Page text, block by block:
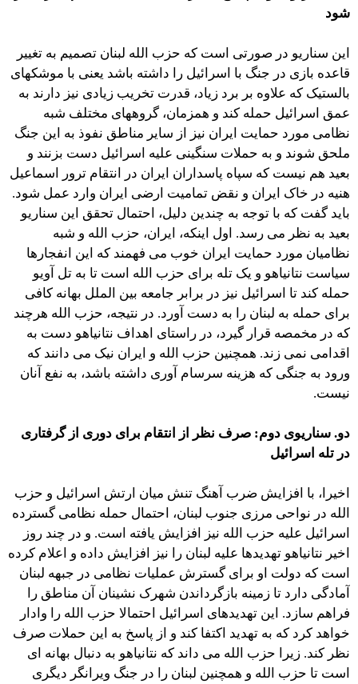
شود
این سناریو در صورتی است که حزب الله لبنان تصمیم به تغییر
قاعده بازی در جنگ با اسرائیل را داشته باشد یعنی با موشکهای
بالستیک که علاوه بر برد زیاد، قدرت تخریب زیادی نیز دارند به
عمق اسرائیل حمله کند و همزمان، گروههای مختلف شبه
نظامی مورد حمایت ایران نیز از سایر مناطق نفوذ به این جنگ
ملحق شوند و به حملات سنگینی علیه اسرائیل دست بزنند و
بعید هم نیست که سپاه پاسداران ایران در انتقام ترور اسماعیل
هنیه در خاک ایران و نقض تمامیت ارضی ایران وارد عمل شود.
باید گفت که با توجه به چندین دلیل، احتمال تحقق این سناریو
بعید به نظر می رسد. اول اینکه، ایران، حزب الله و شبه
نظامیان مورد حمایت ایران خوب می فهمند که این انفجارها
سیاست نتانیاهو و یک تله برای حزب الله است تا به تل آویو
حمله کند تا اسرائیل نیز در برابر جامعه بین الملل بهانه کافی
برای حمله به لبنان را به دست آورد. در نتیجه، حزب الله هرچند
که در مخمصه قرار گیرد، در راستای اهداف نتانیاهو دست به
اقدامی نمی زند. همچنین حزب الله و ایران نیک می دانند که
ورود به جنگی که هزینه سرسام آوری داشته باشد، به نفع آنان
نیست.
دو. سناریوی دوم: صرف نظر از انتقام برای دوری از گرفتاری
در تله اسرائیل
اخیرا، با افزایش ضرب آهنگ تنش میان ارتش اسرائیل و حزب
الله در نواحی مرزی جنوب لبنان، احتمال حمله نظامی گسترده
اسرائیل علیه حزب الله نیز افزایش یافته است. و در چند روز
اخیر نتانیاهو تهدیدها علیه لبنان را نیز افزایش داده و اعلام کرده
است که دولت او برای گسترش عملیات نظامی در جبهه لبنان
آمادگی دارد تا زمینه بازگرداندن شهرک نشینان آن مناطق را
فراهم سازد. این تهدیدهای اسرائیل احتمالا حزب الله را وادار
خواهد کرد که به تهدید اکتفا کند و از پاسخ به این حملات صرف
نظر کند. زیرا حزب الله می داند که نتانیاهو به دنبال بهانه ای
است تا حزب الله و همچنین لبنان را در جنگ ویرانگر دیگری